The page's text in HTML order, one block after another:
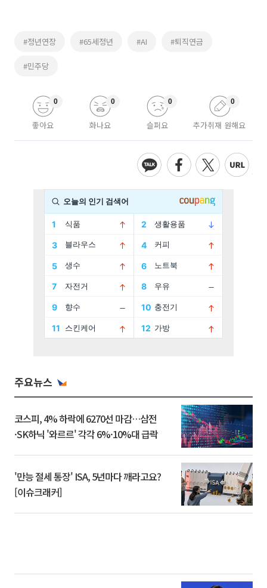
#정년연장 #65세정년 #AI #퇴직연금
#민주당
좋아요
0
화나요
0
슬퍼요
0
추가취재 원해요
0
주요뉴스
코스피, 4% 하락에 6270선 마감…삼전
·SK하닉 '와르르' 각각 6%·10%대 급락
'만능 절세 통장' ISA, 5년마다 깨라고요?
[이슈크래커]